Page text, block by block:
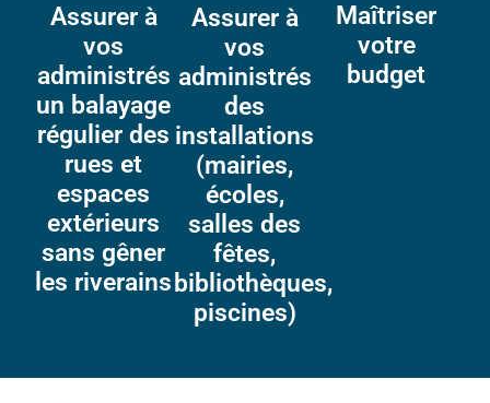
Assurer à
vos
administrés
un balayage
régulier des
rues et
espaces
extérieurs
sans gêner
les riverains
Assurer à
vos
administrés
des
installations
(mairies,
écoles,
salles des
fêtes,
bibliothèques,
piscines)
Maîtriser
votre
budget